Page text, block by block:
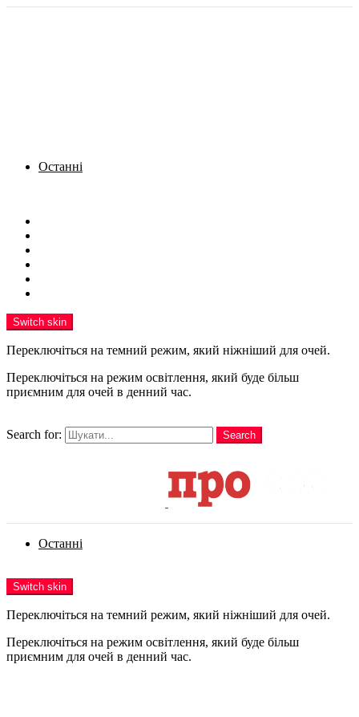
Останні
Switch skin
Переключіться на темний режим, який ніжніший для очей.
Переключіться на режим освітлення, який буде більш
приємним для очей в денний час.
Search for:
Search
Останні
Switch skin
Переключіться на темний режим, який ніжніший для очей.
Переключіться на режим освітлення, який буде більш
приємним для очей в денний час.